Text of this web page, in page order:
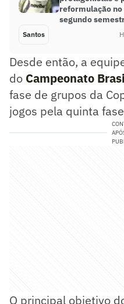
reformulação no
segundo
Santos
Desde então, a
do Campeonato
fase de grupos da
jogos pela quinta
O principal objetivo